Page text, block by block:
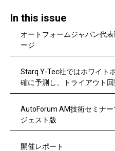
In this issue
オートフォームジャパン代
ージ
Starq Y-Tec社ではホワイト
確に予測し、トライアウト回
AutoForum AM技術セミナ
ジェスト版
開催レポート